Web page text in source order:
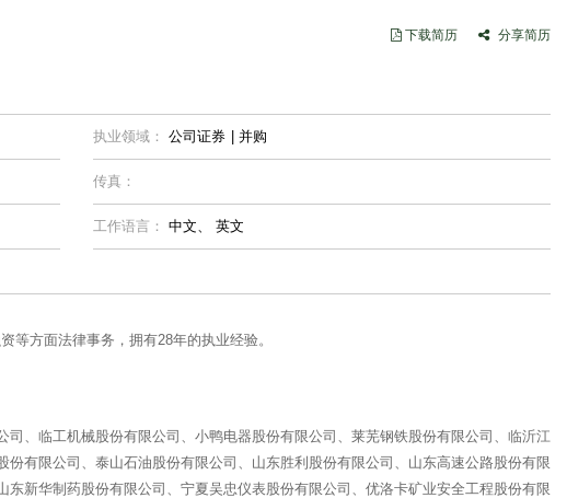
下载简历 分享简历
执业领域： 公司证券 并购
传真：
工作语言： 中文、 英文
等方面法律事务，拥有28年的执业经验。
、临工机械股份有限公司、小鸭电器股份有限公司、莱芜钢铁股份有限公司、临沂江
有限公司、泰山石油股份有限公司、山东胜利股份有限公司、山东高速公路股份有限
新华制药股份有限公司、宁夏吴忠仪表股份有限公司、优洛卡矿业安全工程股份有限